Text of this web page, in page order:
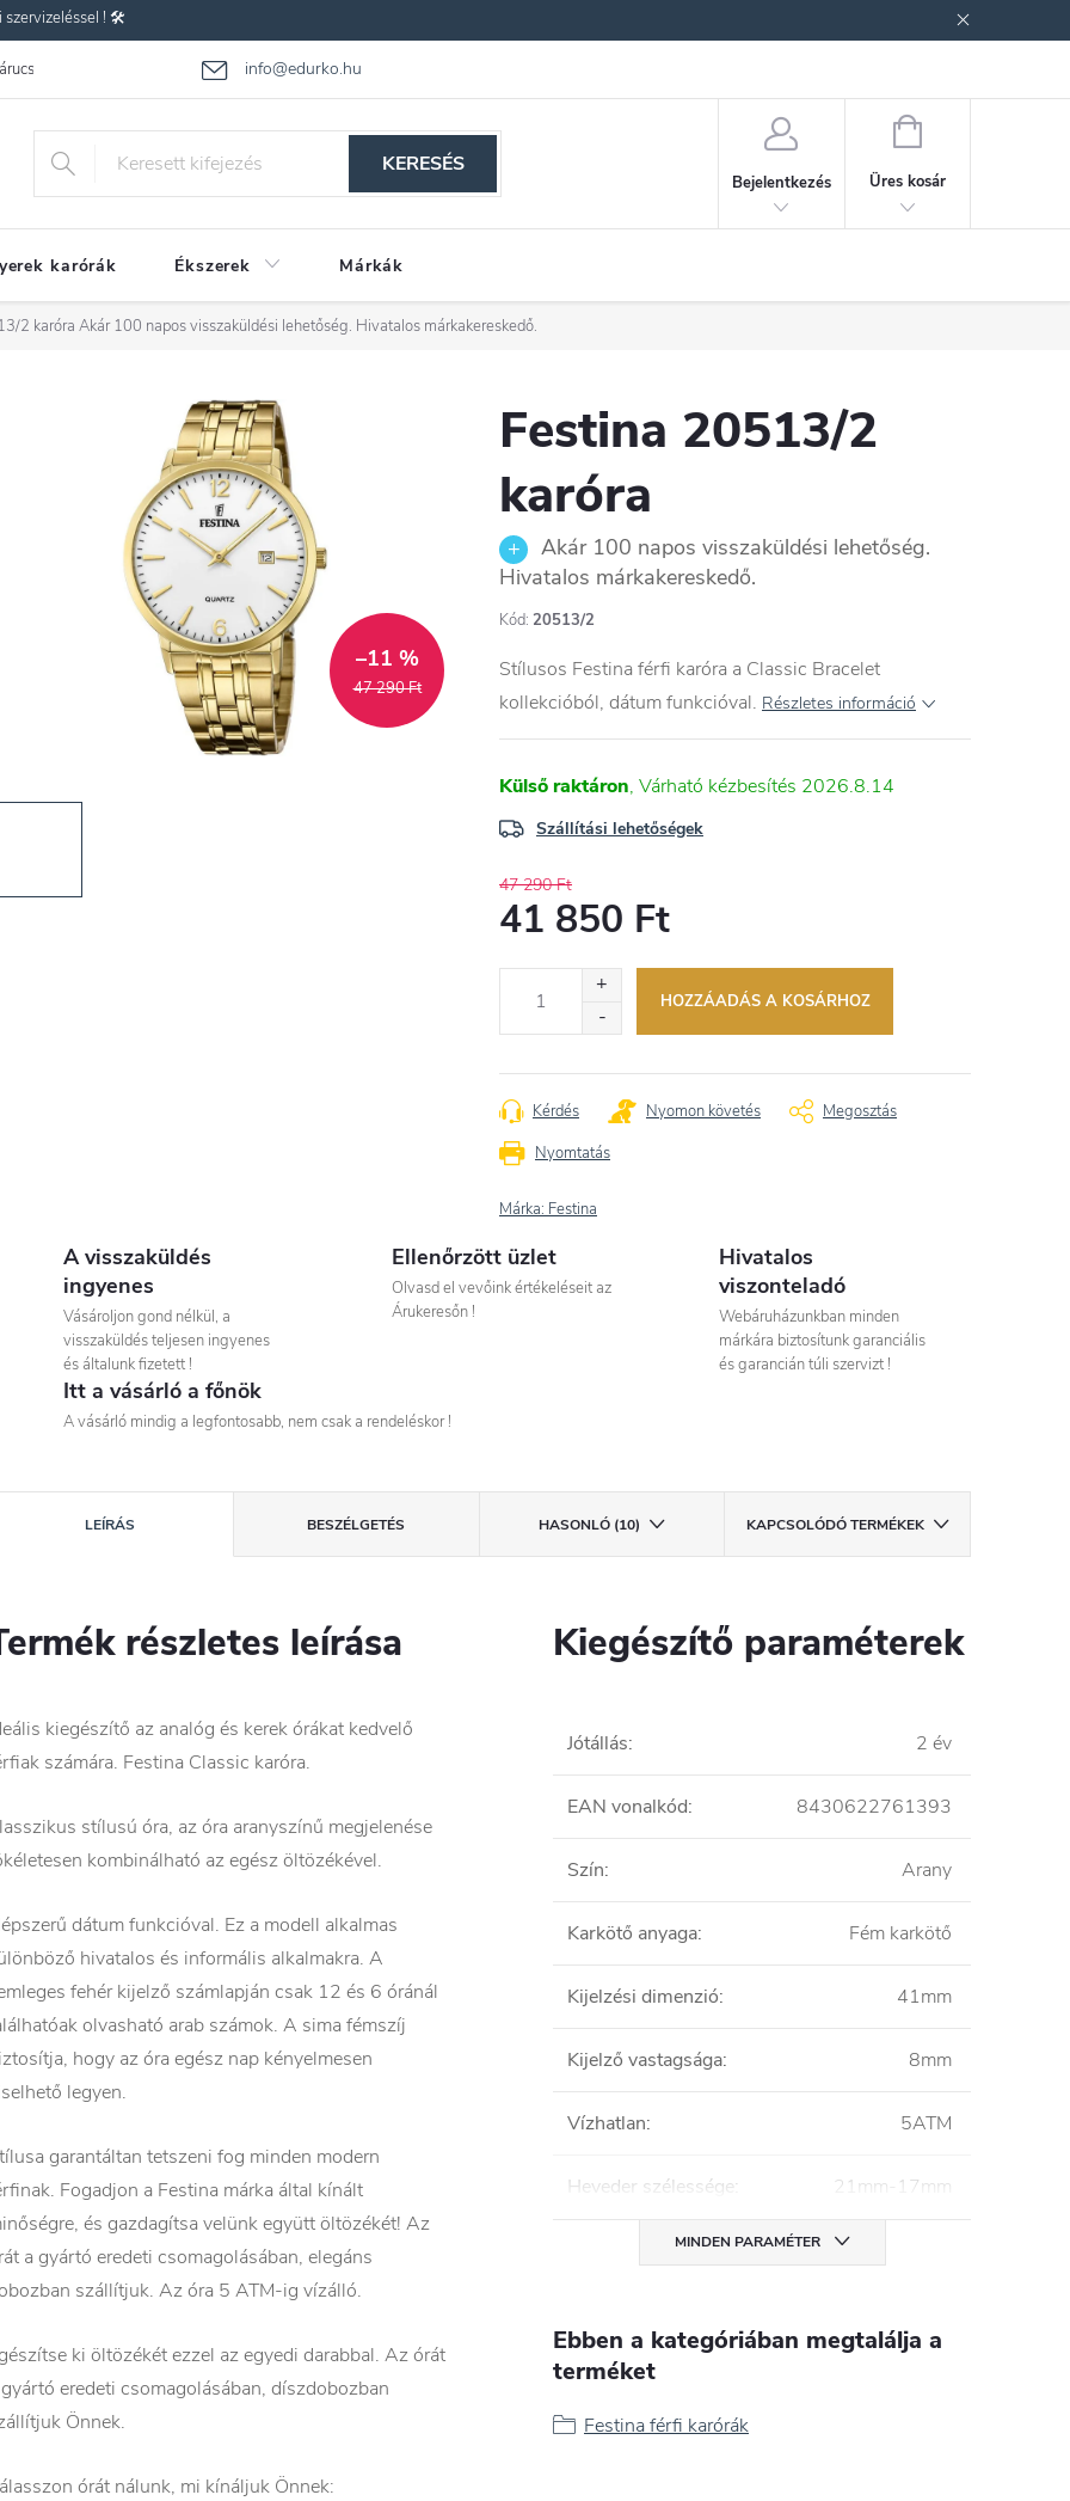
szervizeléssel ! 🛠️
info@edurko.hu
Gyakran ismételt kérdések
KERESÉS
Bejelentkezés
KOSÁR
Üres kosár
karórák Ékszerek Márkák
2 karóra Akár 100 napos visszaküldési lehetőség. Hivatalos márkakereskedő.
47 290 Ft
–11 %
Festina 20513/2
karóra
Akár 100 napos visszaküldési lehetőség.
Hivatalos márkakereskedő.
Kód: 20513/2
Stílusos Festina férfi karóra a Classic Bracelet
kollekcióból, dátum funkcióval. Részletes információ
Külső raktáron 2026.8.14
Szállítási lehetőségek
47 290 Ft
41 850 Ft
HOZZÁADÁS A KOSÁRHOZ
Nyomtatás
Kérdés Nyomon követés Megosztás
Márka: Festina
A visszaküldés
ingyenes
Vásároljon gond nélkül, a
visszaküldés teljesen ingyenes
és általunk fizetett !
Ellenőrzött üzlet
Olvasd el vevőink értékeléseit az
Árukeresőn !
Hivatalos
viszonteladó
Webáruházunkban minden
márkára biztosítunk garanciális
és garancián túli szervizt !
Itt a vásárló a főnök
A vásárló mindig a legfontosabb, nem csak a rendeléskor !
LEÍRÁS BESZÉLGETÉS HASONLÓ (10) KAPCSOLÓDÓ TERMÉKEK
részletes leírása
kiegészítő az analóg és kerek órákat kedvelő
számára. Festina Classic karóra.
stílusú óra, az óra aranyszínű megjelenése
kombinálható az egész öltözékével.
dátum funkcióval. Ez a modell alkalmas
hivatalos és informális alkalmakra. A
fehér kijelző számlapján csak 12 és 6 óránál
olvasható arab számok. A sima fémszíj
hogy az óra egész nap kényelmesen
legyen.
garantáltan tetszeni fog minden modern
Fogadjon a Festina márka által kínált
és gazdagítsa velünk együtt öltözékét! Az
a gyártó eredeti csomagolásában, elegáns
szállítjuk. Az óra 5 ATM-ig vízálló.
ki öltözékét ezzel az egyedi darabbal. Az órát
eredeti csomagolásában, díszdobozban
Önnek.
órát nálunk, mi kínáljuk Önnek:
Kiegészítő paraméterek
Jótállás: 2 év
EAN vonalkód: 8430622761393
Szín: Arany
Karkötő anyaga: Fém karkötő
Kijelzési dimenzió: 41mm
Kijelző vastagsága: 8mm
Vízhatlan: 5ATM
Heveder szélessége: 21mm-17mm
MINDEN PARAMÉTER
Ebben a kategóriában megtalálja a
terméket
Festina férfi karórák